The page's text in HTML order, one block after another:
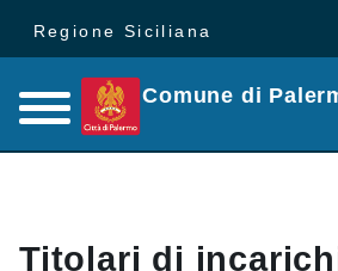
Regione Siciliana
Comune di
Titolari di